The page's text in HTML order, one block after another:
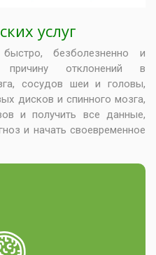
услуг
безболезненно и
причину отклонений в
сосудов шеи и головы,
дисков и спинного мозга,
и получить все данные,
и начать своевременное